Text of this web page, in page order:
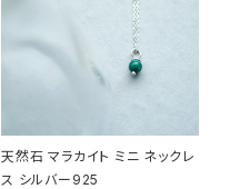
天然石 マラカイト ミニ ネックレ
ス シルバー925